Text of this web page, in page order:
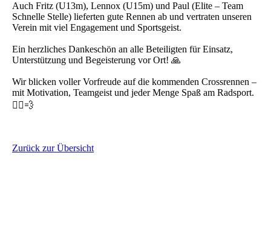
Auch Fritz (U13m), Lennox (U15m) und Paul (Elite – Team
Schnelle Stelle) lieferten gute Rennen ab und vertraten unseren
Verein mit viel Engagement und Sportsgeist.
Ein herzliches Dankeschön an alle Beteiligten für Einsatz,
Unterstützung und Begeisterung vor Ort! 🙏
Wir blicken voller Vorfreude auf die kommenden Crossrennen –
mit Motivation, Teamgeist und jeder Menge Spaß am Radsport.
🚴‍♀️💨
Zurück zur Übersicht